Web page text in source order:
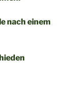
nach einem